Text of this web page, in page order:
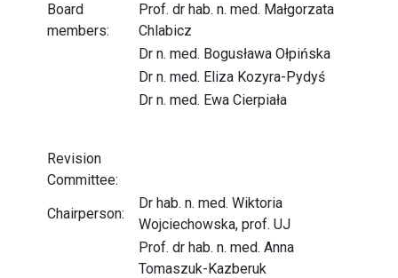
Board
members:
Prof. dr hab. n. med. Małgorzata
Chlabicz
Dr n. med. Bogusława Ołpińska
Dr n. med. Eliza Kozyra-Pydyś
Dr n. med. Ewa Cierpiała
Revision
Committee:
Chairperson:
Dr hab. n. med. Wiktoria
Wojciechowska, prof. UJ
Prof. dr hab. n. med. Anna
Tomaszuk-Kazberuk